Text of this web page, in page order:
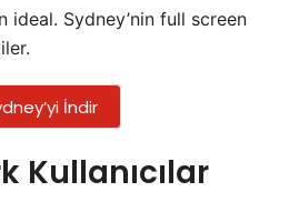
ideal. Sydney’nin full screen
İndir
Kullanıcılar